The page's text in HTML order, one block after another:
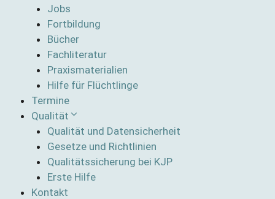
Jobs
Fortbildung
Bücher
Fachliteratur
Praxismaterialien
Hilfe für Flüchtlinge
Termine
Qualität
Qualität und Datensicherheit
Gesetze und Richtlinien
Qualitätssicherung bei KJP
Erste Hilfe
Kontakt